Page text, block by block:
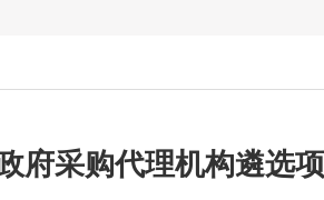
府采购代理机构遴选